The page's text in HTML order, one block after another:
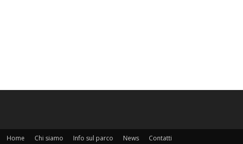
Home Chi siamo Info sul parco News Contatti